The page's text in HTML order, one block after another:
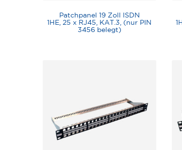
Patchpanel 19 Zoll ISDN
1HE, 25 x RJ45, KAT.3, (nur PIN
3456 belegt)